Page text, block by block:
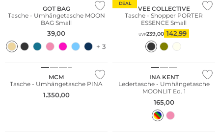
GOT BAG
Tasche - Umhängetasche MOON
BAG Small
39,00
+ 3
DEAL
VEE COLLECTIVE
Tasche - Shopper PORTER
ESSENCE Small
UVP239,00 142,99
NEU
MCM
Tasche - Umhängetasche PINA
1.350,00
WE ♡ AUSTRIA
INA KENT
Ledertasche - Umhängetasche
MOONLIT Ed. 1
165,00